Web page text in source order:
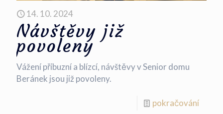
14. 10. 2024
Návštěvy již
povoleny
Vážení příbuzní a blízcí, návštěvy v Senior domu
Beránek jsou již povoleny.
pokračování